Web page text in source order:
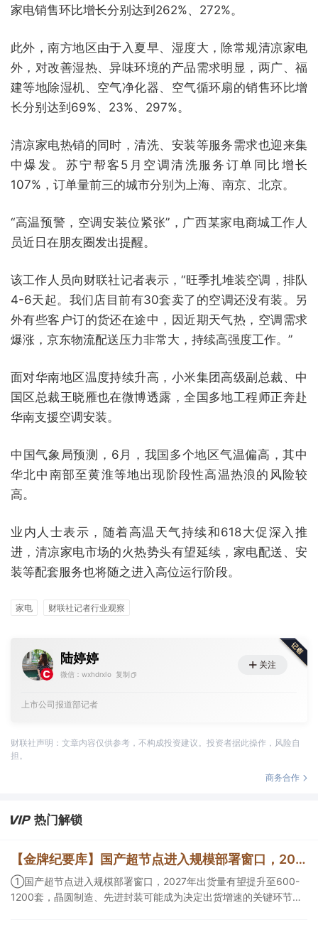
家电销售环比增长分别达到262%、272%。
此外，南方地区由于入夏早、湿度大，除常规清凉家电
外，对改善湿热、异味环境的产品需求明显，两广、福
建等地除湿机、空气净化器、空气循环扇的销售环比增
长分别达到69%、23%、297%。
清凉家电热销的同时，清洗、安装等服务需求也迎来集
中爆发。苏宁帮客5月空调清洗服务订单同比增长
107%，订单量前三的城市分别为上海、南京、北京。
“高温预警，空调安装位紧张”，广西某家电商城工作人
员近日在朋友圈发出提醒。
该工作人员向财联社记者表示，“旺季扎堆装空调，排队
4-6天起。我们店目前有30套卖了的空调还没有装。另
外有些客户订的货还在途中，因近期天气热，空调需求
爆涨，京东物流配送压力非常大，持续高强度工作。”
面对华南地区温度持续升高，小米集团高级副总裁、中
国区总裁王晓雁也在微博透露，全国多地工程师正奔赴
华南支援空调安装。
中国气象局预测，6月，我国多个地区气温偏高，其中
华北中南部至黄淮等地出现阶段性高温热浪的风险较
高。
业内人士表示，随着高温天气持续和618大促深入推
进，清凉家电市场的火热势头有望延续，家电配送、安
装等配套服务也将随之进入高位运行阶段。
家电 财联社记者行业观察
陆婷婷
微信：wxhdrxlo 复制
关注
上市公司报道部记者
财联社声明：文章内容仅供参考，不构成投资建议。投资者据此操作，风险自
担。
商务合作
热门解锁
【金牌纪要库】国产超节点进入规模部署窗口，2027年出货量有望提升至600-1200套，晶圆制造、先进封装可能成为决定出货增速的关键环节
①国产超节点进入规模部署窗口，2027年出货量有望提升至600-
1200套，晶圆制造、先进封装可能成为决定出货增速的关键环节；